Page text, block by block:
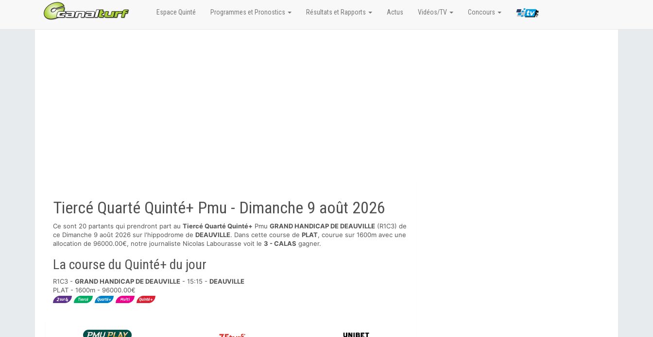
Tiercé Quarté Quinté+ Pmu - Dimanche 9 août 2026
Ce sont 20 partants qui prendront part au Tiercé Quarté Quinté+ Pmu GRAND HANDICAP DE DEAUVILLE (R1C3) de
ce Dimanche 9 août 2026 sur l'hippodrome de DEAUVILLE. Dans cette course de PLAT, courue sur 1600m avec une
allocation de 96000.00€, notre journaliste Nicolas Labourasse voit le 3 - CALAS gagner.
La course du Quinté+ du jour
R1C3 - GRAND HANDICAP DE DEAUVILLE - 15:15 - DEAUVILLE
PLAT - 1600m - 96000.00€
Espace Quinté Programmes et Pronostics Résultats et Rapports Actus Vidéos/TV Concours